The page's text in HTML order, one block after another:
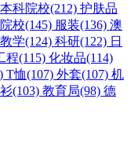
本科院校(212) 护肤品
校(145) 服装(136) 澳
教学(124) 科研(122) 日
程(115) 化妆品(114)
T恤(107) 外套(107) 机
(103) 教育局(98) 德